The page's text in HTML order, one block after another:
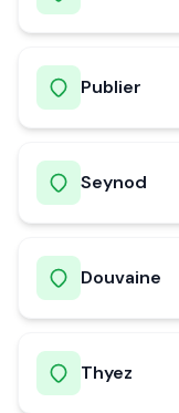
Publier
Seynod
Douvaine
Thyez